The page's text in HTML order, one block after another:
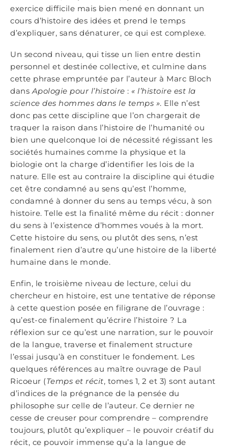
exercice difficile mais bien mené en donnant un
cours d’histoire des idées et prend le temps
d’expliquer, sans dénaturer, ce qui est complexe.
Un second niveau, qui tisse un lien entre destin
personnel et destinée collective, et culmine dans
cette phrase empruntée par l’auteur à Marc Bloch
dansApologie pour l’histoire : « l’histoire est la
science des hommes dans le temps ». Elle n’est
donc pas cette discipline que l’on chargerait de
traquer la raison dans l’histoire de l’humanité ou
bien une quelconque loi de nécessité régissant les
sociétés humaines comme la physique et la
biologie ont la charge d’identifier les lois de la
nature. Elle est au contraire la discipline qui étudie
cet être condamné au sens qu’est l’homme,
condamné à donner du sens au temps vécu, à son
histoire. Telle est la finalité même du récit : donner
du sens à l’existence d’hommes voués à la mort.
Cette histoire du sens, ou plutôt des sens, n’est
finalement rien d’autre qu’une histoire de la liberté
humaine dans le monde.
Enfin, le troisième niveau de lecture, celui du
chercheur en histoire, est une tentative de réponse
à cette question posée en filigrane de l’ouvrage :
qu’est-ce finalement qu’écrire l’histoire ? La
réflexion sur ce qu’est une narration, sur le pouvoir
de la langue, traverse et finalement structure
l’essai jusqu’à en constituer le fondement. Les
quelques références au maître ouvrage de Paul
Ricoeur (Temps et récit, tomes 1, 2 et 3) sont autant
d’indices de la prégnance de la pensée du
philosophe sur celle de l’auteur. Ce dernier ne
cesse de creuser pour comprendre – comprendre
toujours, plutôt qu’expliquer – le pouvoir créatif du
récit, ce pouvoir immense qu’a la langue de